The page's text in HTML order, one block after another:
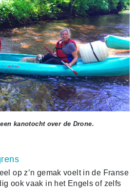
kanotocht over de Drone.
op z’n gemak voelt in de Franse
ook vaak in het Engels of zelfs